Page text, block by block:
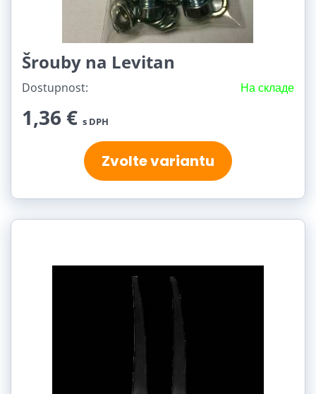
Šrouby na Levitan
Dostupnost: На складе
1,36 € s DPH
Zvolte variantu